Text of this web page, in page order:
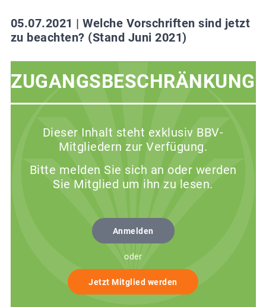
05.07.2021 | Welche Vorschriften sind jetzt
zu beachten? (Stand Juni 2021)
ZUGANGSBESCHRÄNKUNG
Dieser Inhalt steht exklusiv BBV-
Mitgliedern zur Verfügung.
Bitte melden Sie sich an oder werden
Sie Mitglied um ihn zu lesen.
Anmelden
oder
Jetzt Mitglied werden